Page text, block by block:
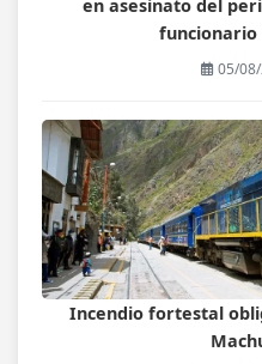
en asesinato del
05/
Incendio fortestal